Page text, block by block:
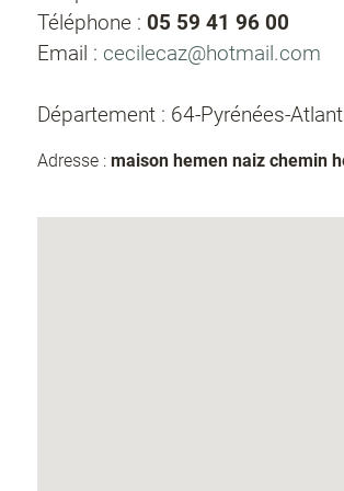
Téléphone : 05 59 41 96 00
Email : cecilecaz@hotmail.com
Département : 64-Pyrénées-
Adresse : maison hemen naiz chemin